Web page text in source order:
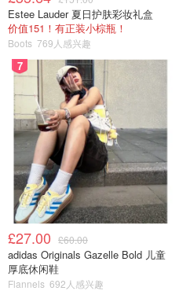
Estee Lauder 夏日护肤彩妆礼盒
价值151！有正装小棕瓶！
Boots 769人感兴趣
7
£27.00 £60.00
adidas Originals Gazelle Bold 儿童
厚底休闲鞋
Flannels 692人感兴趣